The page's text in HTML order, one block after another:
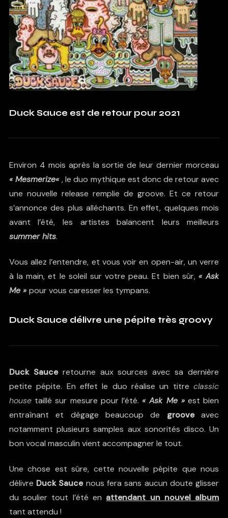
Duck Sauce est de retour pour 2021
Environ 4 mois après la sortie de leur dernier morceau
«Mesmerize«, le duo mythique est donc de retour avec
une nouvelle release remplie de groove. Et ce retour
s’annonce des plus alléchants. En effet, quelques mois
avant l’été, les artistes balancent leurs meilleurs
summer hits.
Vous allez l’entendre, et vous voir en open-air, un verre
à la main, et le soleil sur votre peau. Et bien sûr, « Ask
Me » pour vous caresser les tympans.
Duck Sauce délivre une pépite très groovy
Duck Sauceretourne aux sources avec sa dernière
petite pépite. En effet le duo réalise un titreclassic
housetaillé sur mesure pour l’été. « Ask Me »est bien
entraînant et dégage beaucoup de grooveavec
notamment plusieurs samples aux sonorités disco. Un
bon vocal masculin vient accompagner le tout.
Une chose est sûre, cette nouvelle pépite que nous
délivre Duck Saucenous fera sans aucun doute glisser
du soulier tout l’été en attendant un nouvel album
tant attendu !